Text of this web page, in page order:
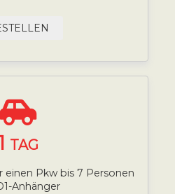
TAG
einen Pkw bis 7 Personen
Anhänger